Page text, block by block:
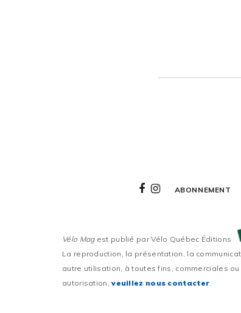
ABONNEMENT
Vélo Magest publié par Vélo Québec Éditions
La reproduction, la présentation, la
autre utilisation, à toutes fins, commerciales
autorisation,veuillez nous contacter.